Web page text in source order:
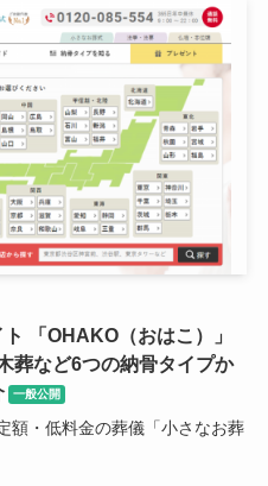
「OHAKO（おはこ）」
葬など6つの納骨タイプか
一般公開
額・低料金の葬儀「小さなお葬